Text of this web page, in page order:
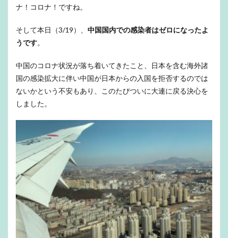
ナ！コロナ！ですね。
そして本日（3/19）、 中国国内での感染者はゼロになったよ
うです。
中国のコロナ状況が落ち着いてきたこと、日本を含む海外諸
国の感染拡大に伴い中国が日本からの入国を拒否するのでは
ないかという不安もあり、このたびついに大連に戻る決心を
しました。